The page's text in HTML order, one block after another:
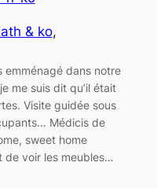
& ko
emménagé dans notre
me suis dit qu’il était
Visite guidée sous
Médicis de
sweet home
de voir les meubles…